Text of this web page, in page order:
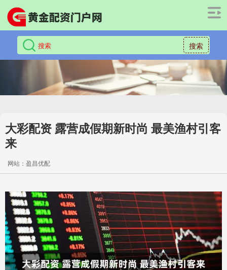
搜索
大彩配资 露营成假期新时尚 最美渔村引客
来
网站：盈昌优配